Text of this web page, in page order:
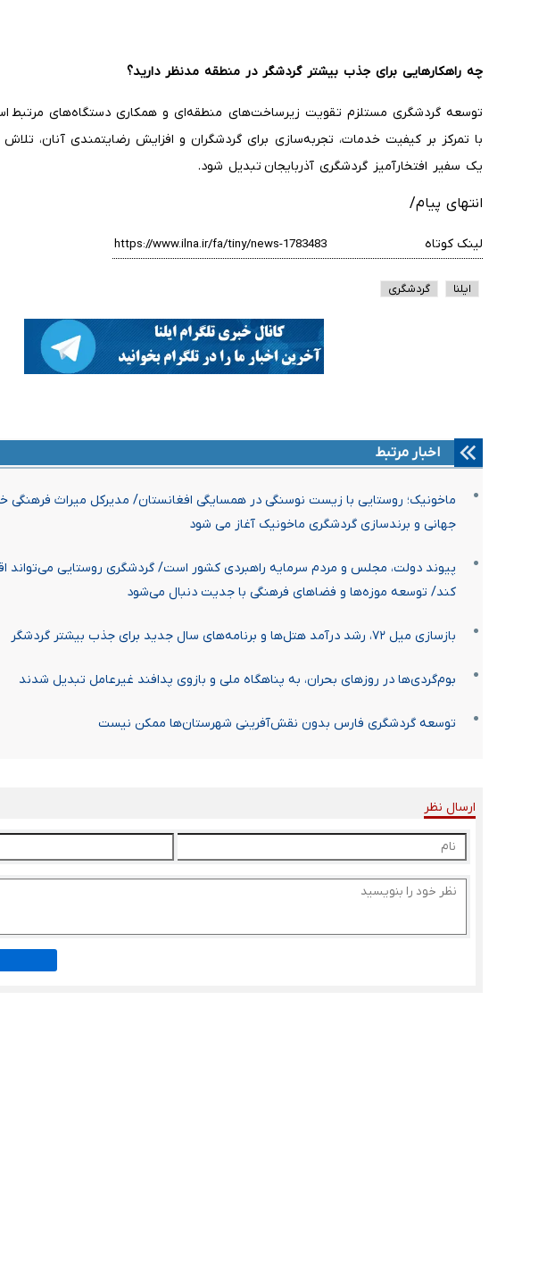
چه راهکارهایی برای جذب بیشتر گردشگر در منطقه مدنظر دارید؟
توسعه گردشگری مستلزم تقویت زیرساخت‌های منطقه‌ای و همکاری دستگاه‌های مرتبط
با تمرکز بر کیفیت خدمات، تجربه‌سازی برای گردشگران و افزایش رضایتمندی آنان،
یک سفیر افتخارآمیز گردشگری آذربایجان تبدیل شود.
انتهای پیام/
لینک کوتاه
ایلنا گردشگری
اخبار مرتبط
ماخونیک؛ روستایی با زیست نوسنگی در همسایگی افغانستان/ مدیرکل میراث فرهنگی
جهانی و برندسازی گردشگری ماخونیک آغاز می شود
پیوند دولت، مجلس و مردم سرمایه راهبردی کشور است/ گردشگری روستایی می‌تواند
کند/ توسعه موزه‌ها و فضاهای فرهنگی با جدیت دنبال می‌شود
بازسازی میل ۷۲، رشد درآمد هتل‌ها و برنامه‌های سال جدید برای جذب بیشتر گردشگر
بوم‌گردی‌ها در روزهای بحران، به پناهگاه ملی و بازوی پدافند غیرعامل تبدیل شدند
توسعه گردشگری فارس بدون نقش‌آفرینی شهرستان‌ها ممکن نیست
ارسال نظر